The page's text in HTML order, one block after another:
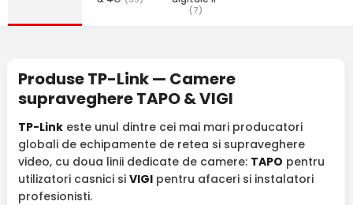
(7)
Produse TP-Link — Camere
supraveghere TAPO & VIGI
TP-Linkeste unul dintre cei mai mari producatori
globali de echipamente de retea si supraveghere
video, cu doua linii dedicate de camere: TAPO pentru
utilizatori casnici si VIGIpentru afaceri si instalatori
profesionisti.